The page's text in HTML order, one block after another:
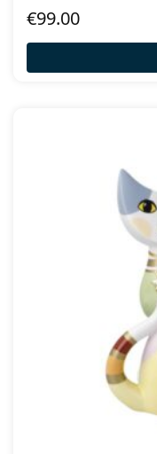
€99.00